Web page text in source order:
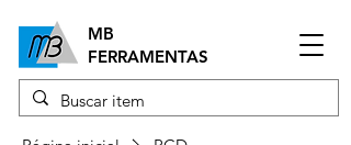
MB
FERRAMENTAS